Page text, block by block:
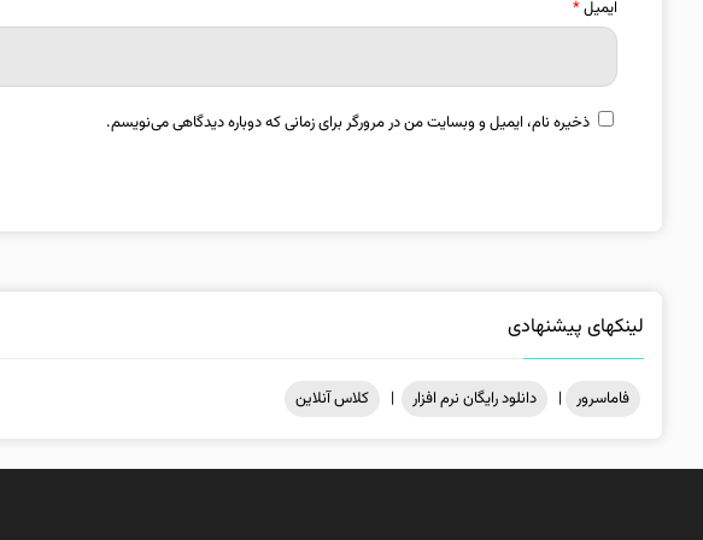
ایمیل*
ذخیره نام، ایمیل و وبسایت من در مرورگر برای زمانی که دوباره دیدگاهی می‌نویسم.
لینکهای پیشنهادی
فاماسرور | دانلود رایگان نرم افزار | کلاس آنلاین